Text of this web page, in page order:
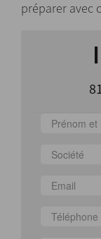
préparer avec